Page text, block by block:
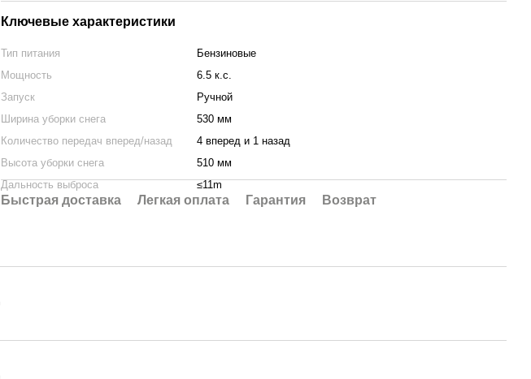
Ключевые характеристики
Тип питания
Бензиновые
Мощность
6.5 к.с.
Запуск
Ручной
Ширина уборки снега
530 мм
Количество передач вперед/назад
4 вперед и 1 назад
Высота уборки снега
510 мм
Дальность выброса
≤11m
Быстрая доставка Легкая оплата Гарантия Возврат